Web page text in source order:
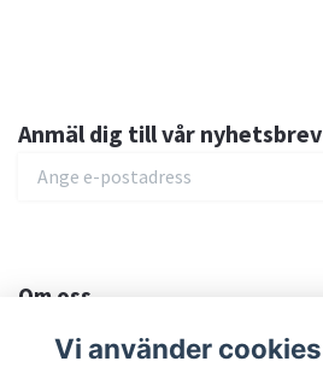
Anmäl dig till vår nyhetsbrev
Om oss
Vi använder cookies